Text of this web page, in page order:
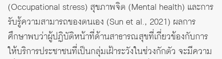
(Occupational stress) สุขภาพจิต (Mental health) และการ
รับรู้ความสามารถของตนเอง (Sun et al., 2021) ผลการ
ศึกษาพบว่าผู้ปฏิบัติหน้าที่ด้านสาธารณสุขที่เกี่ยวข้องกับการ
ให้บริการประชาชนที่เป็นกลุ่มเฝ้าระวังในช่วงกักตัว จะมีความ